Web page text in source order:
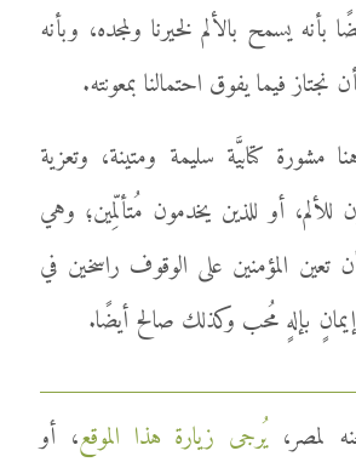
بأنه يسمح بالألم لخيرنا ولمجده، وبأنه
نجتاز فيما يفوق احتمالنا بمعونته.
كتابيَّة سليمة ومتينة، وتعزية
للألم، أو للذين يخدمون مُتألِّمين؛ وهي
المؤمنين على الوقوف راسخين في
بإلهٍ مُحب وكذلك صالح أيضًا.
لمصر، يُرجى زيارة هذا الموقع، أو